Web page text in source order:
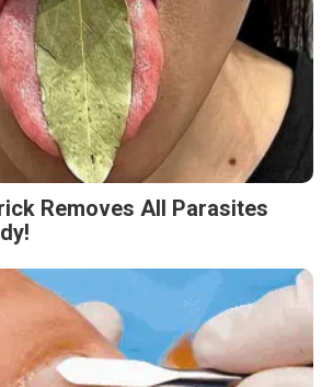
Removes All Parasites